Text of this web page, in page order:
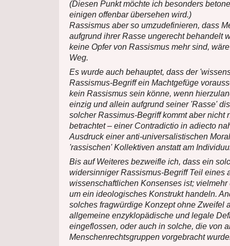
(Diesen Punkt möchte ich besonders
einigen offenbar übersehen wird.)
Rassismus aber so umzudefinieren, dass
aufgrund ihrer Rasse ungerecht behandelt
keine Opfer von Rassismus mehr sind,
Weg.
Es wurde auch behauptet, dass der
Rassismus-Begriff ein Machtgefüge
kein Rassismus sein könne, wenn
einzig und allein aufgrund seiner 'Rasse'
solcher Rassimus-Begriff kommt aber nicht
betrachtet – einer Contradictio in adiecto
Ausdruck einer anti-universalistischen
'rassischen' Kollektiven anstatt am
Bis auf Weiteres bezweifle ich, dass ein
widersinniger Rassismus-Begriff Teil eines
wissenschaftlichen Konsenses ist; vielmehr
um ein ideologisches Konstrukt handeln.
solches fragwürdige Konzept ohne Zweifel
allgemeine enzyklopädische und legale
eingeflossen, oder auch in solche, die von
Menschenrechtsgruppen vorgebracht